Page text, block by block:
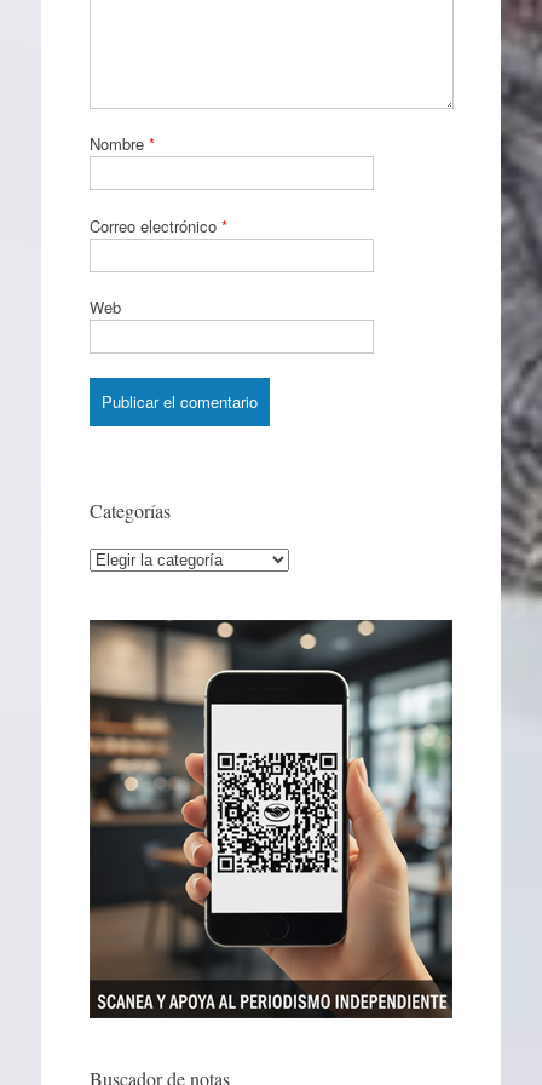
Nombre *
Correo electrónico *
Web
Categorías
Categorías
Buscador de notas